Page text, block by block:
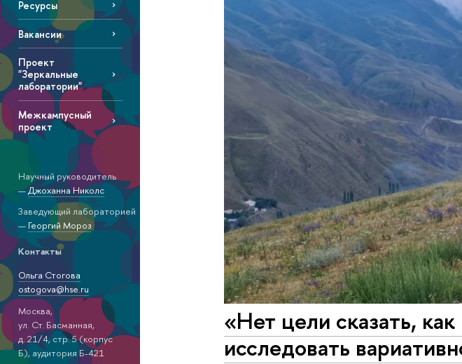
Ресурсы
Вакансии
Проект
"Зеркальные
лаборатории"
Межкампусный
проект
Научный руководитель
—Джоханна Николс
Заведующий лабораторией
— Георгий Мороз
Контакты
Ольга Стогова
ostogova@hse.ru
Москва,
ул. Ст. Басманная,
д. 21/4, стр. 5 (корпус
Б), аудитория Б-421
«Нет цели сказать,
исследовать